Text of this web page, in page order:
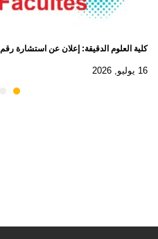
كلية العلوم الدقيقة: إعلان عن استشارة رقم 2026/07
16 يوليو, 2026